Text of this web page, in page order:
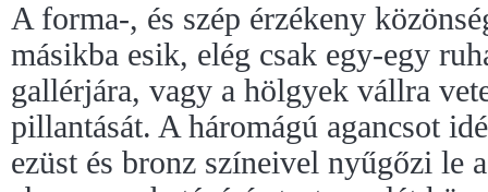
A forma-, és szép érzékeny
másikba esik, elég csak egy-egy
gallérjára, vagy a hölgyek vállra
pillantását. A háromágú agancsot
ezüst és bronz színeivel nyűgőzi le